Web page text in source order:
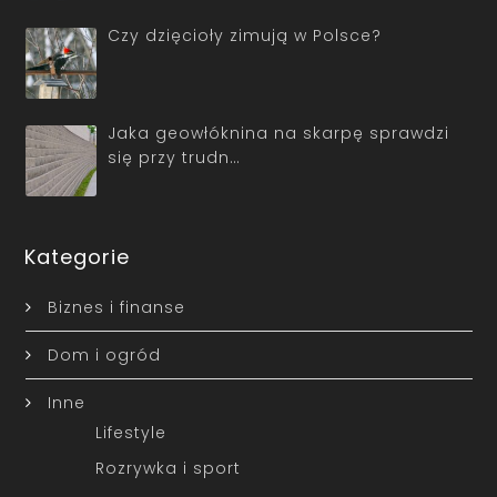
Czy dzięcioły zimują w Polsce?
Jaka geowłóknina na skarpę sprawdzi
się przy trudn…
Kategorie
Biznes i finanse
Dom i ogród
Inne
Lifestyle
Rozrywka i sport